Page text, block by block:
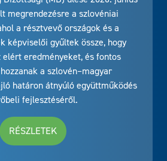
megrendezésre a szlovéniai
a résztvevő országok és a
képviselői gyűltek össze, hogy
elért eredményeket, és fontos
a szlovén–magyar
határon átnyúló együttműködés
fejlesztéséről.
RÉSZLETEK